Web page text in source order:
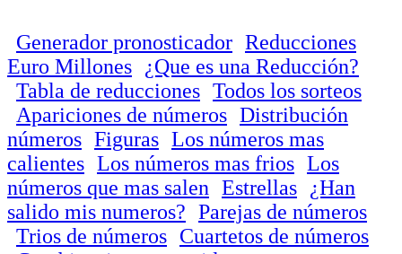
Generador pronosticador Reducciones
Euro Millones
¿Que es una Reducción?
Tabla de reducciones Todos los sorteos
Apariciones de números Distribución
números Figuras Los números mas
calientes Los números mas frios Los
números que mas salen Estrellas
¿Han
salido mis numeros? Parejas de números
Trios de números Cuartetos de números